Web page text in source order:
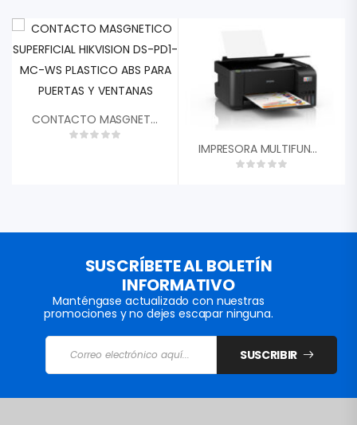
CONTACTO MASGNETICO SUPERFICIAL HIKVISION DS-PD1-MC-WS PLASTICO ABS PARA PUERTAS Y VENTANAS
IMPRESORA MULTIFUNCIONAL ECOTANK L3210 EPSON IMPRESION ESCANEA Y COPIA USB SISTEMA TINTA CONTINUA A COLOR
SUSCRÍBETE AL BOLETÍN
INFORMATIVO
Manténgase actualizado con nuestras
promociones y no dejes escapar ninguna.
SUSCRIBIR